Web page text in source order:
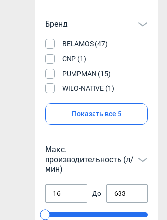
Бренд
BELAMOS (47)
CNP (1)
PUMPMAN (15)
WILO-NATIVE (1)
Показать все 5
Макс.
производительность (л/
мин)
До